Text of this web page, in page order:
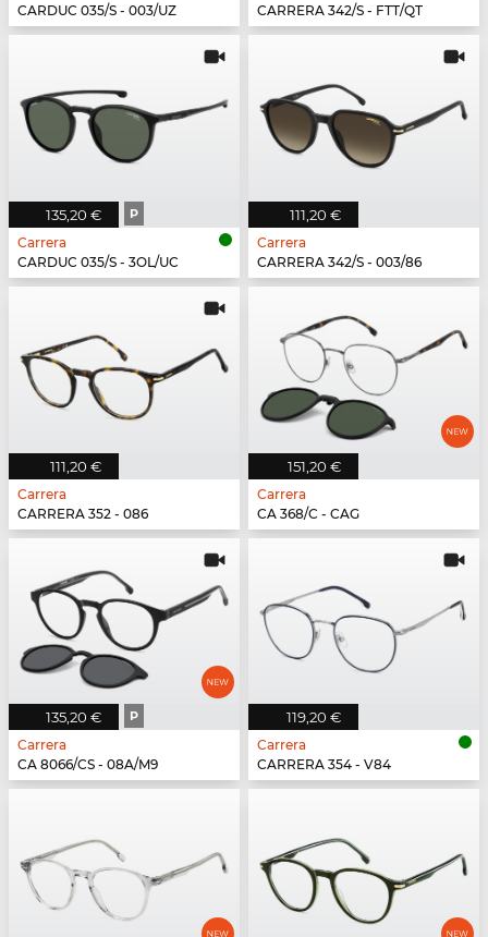
CARDUC 035/S - 003/UZ
CARRERA 342/S - FTT/QT
135,20 € P
Carrera
CARDUC 035/S - 3OL/UC
111,20 €
Carrera
CARRERA 342/S - 003/86
111,20 €
Carrera
CARRERA 352 - 086
151,20 €
Carrera
CA 368/C - CAG
135,20 € P
Carrera
CA 8066/CS - 08A/M9
119,20 €
Carrera
CARRERA 354 - V84